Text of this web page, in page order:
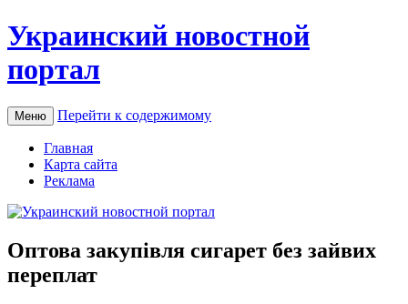
Украинский новостной
портал
Меню Перейти к содержимому
Главная
Карта сайта
Реклама
Оптова закупівля сигарет без зайвих
переплат